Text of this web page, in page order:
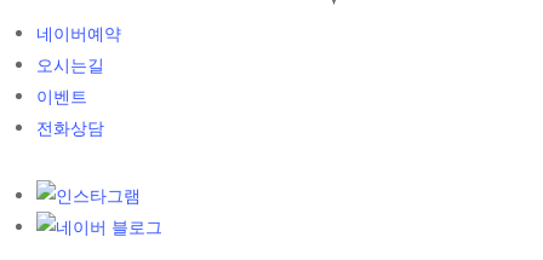
네이버예약
오시는길
이벤트
전화상담